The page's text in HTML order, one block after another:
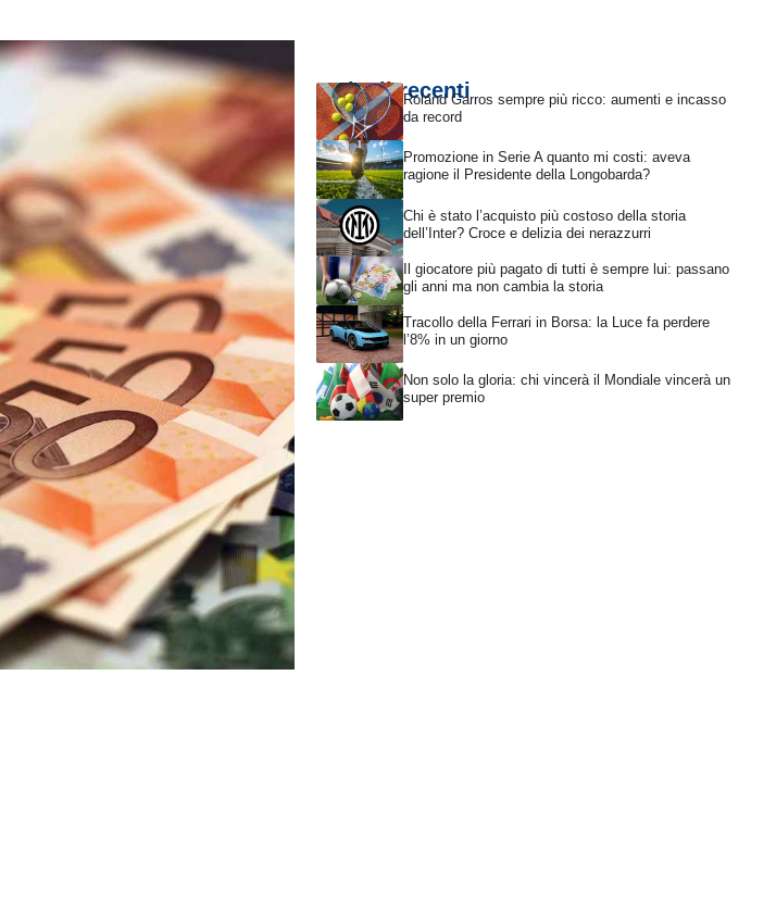
Articoli recentiRoland Garros sempre più ricco: aumenti e incasso
da record
Promozione in Serie A quanto mi costi: aveva
ragione il Presidente della Longobarda?
Chi è stato l’acquisto più costoso della storia
dell’Inter? Croce e delizia dei nerazzurri
Il giocatore più pagato di tutti è sempre lui: passano
gli anni ma non cambia la storia
Tracollo della Ferrari in Borsa: la Luce fa perdere
l’8% in un giorno
Non solo la gloria: chi vincerà il Mondiale vincerà un
super premio